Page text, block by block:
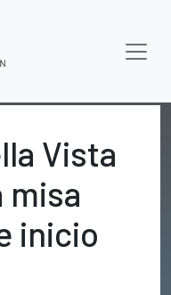
Vista
misa
inicio